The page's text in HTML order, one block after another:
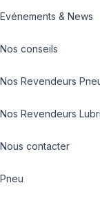
Evénements & News
Nos conseils
Nos Revendeurs
Nos Revendeurs
Nous contacter
Pneu